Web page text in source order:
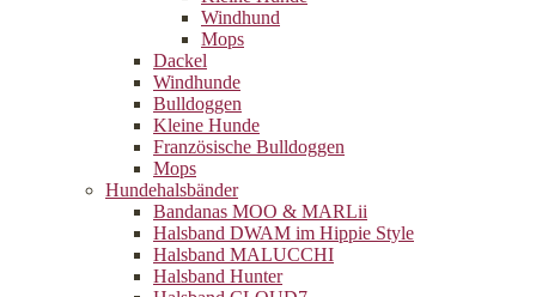
Windhund
Mops
Dackel
Windhunde
Bulldoggen
Kleine Hunde
Französische Bulldoggen
Mops
Hundehalsbänder
Bandanas MOO & MARLii
Halsband DWAM im Hippie Style
Halsband MALUCCHI
Halsband Hunter